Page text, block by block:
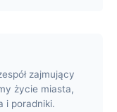
zajmujący
życie miasta,
i poradniki.